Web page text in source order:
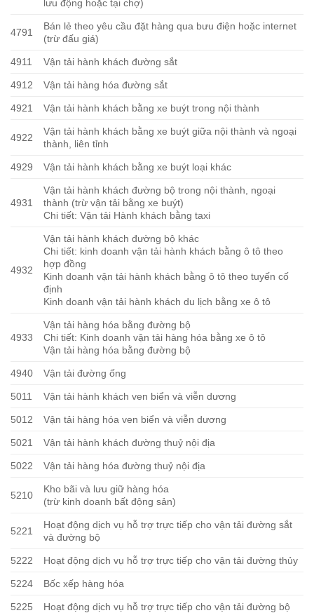
lưu động hoặc tại chợ)
4791
Bán lẻ theo yêu cầu đặt hàng qua bưu điện hoặc internet
(trừ đấu giá)
4911 Vận tải hành khách đường sắt
4912 Vận tải hàng hóa đường sắt
4921 Vận tải hành khách bằng xe buýt trong nội thành
4922
Vận tải hành khách bằng xe buýt giữa nội thành và ngoại
thành, liên tỉnh
4929 Vận tải hành khách bằng xe buýt loại khác
4931
Vận tải hành khách đường bộ trong nội thành, ngoại
thành (trừ vận tải bằng xe buýt)
Chi tiết: Vận tải Hành khách bằng taxi
4932
Vận tải hành khách đường bộ khác
Chi tiết: kinh doanh vận tải hành khách bằng ô tô theo
hợp đồng
Kinh doanh vận tải hành khách bằng ô tô theo tuyến cố
định
Kinh doanh vận tải hành khách du lịch bằng xe ô tô
4933
Vận tải hàng hóa bằng đường bộ
Chi tiết: Kinh doanh vận tải hàng hóa bằng xe ô tô
Vận tải hàng hóa bằng đường bộ
4940 Vận tải đường ống
5011 Vận tải hành khách ven biển và viễn dương
5012 Vận tải hàng hóa ven biển và viễn dương
5021 Vận tải hành khách đường thuỷ nội địa
5022 Vận tải hàng hóa đường thuỷ nội địa
5210
Kho bãi và lưu giữ hàng hóa
(trừ kinh doanh bất động sản)
5221
Hoạt động dịch vụ hỗ trợ trực tiếp cho vận tải đường sắt
và đường bộ
5222 Hoạt động dịch vụ hỗ trợ trực tiếp cho vận tải đường thủy
5224 Bốc xếp hàng hóa
5225 Hoạt động dịch vụ hỗ trợ trực tiếp cho vận tải đường bộ